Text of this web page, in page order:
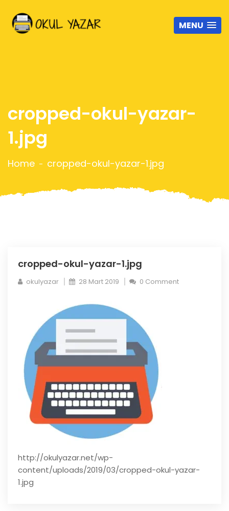
MENU
cropped-okul-yazar-
1.jpg
Home cropped-okul-yazar-1.jpg
cropped-okul-yazar-1.jpg
okulyazar 28 Mart 2019 0 Comment
http://okulyazar.net/wp-
content/uploads/2019/03/cropped-okul-yazar-
1.jpg